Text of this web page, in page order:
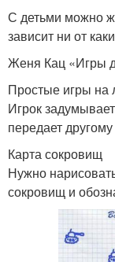
С детьми можно
зависит ни от
Женя Кац «Игры
Простые игры на
Игрок
передает другому
Карта сокровищ
Нужно
сокровищ и